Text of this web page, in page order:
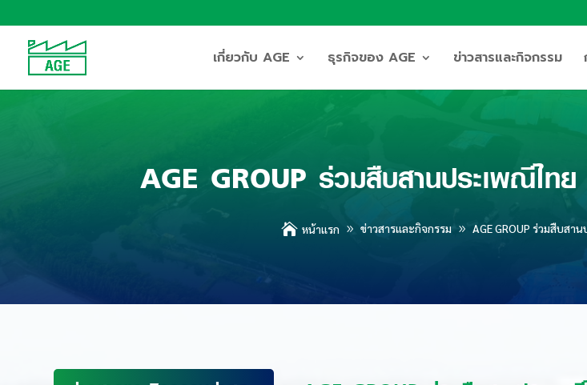
เกี่ยวกับ AGE ธุรกิจของ AGE ข่าวสารและกิจกรรม
AGE GROUP ร่วมสืบสานประเพณีไท
 หน้าแรก ข่าวสารและกิจกรรม AGE GROUP ร่วมสืบส